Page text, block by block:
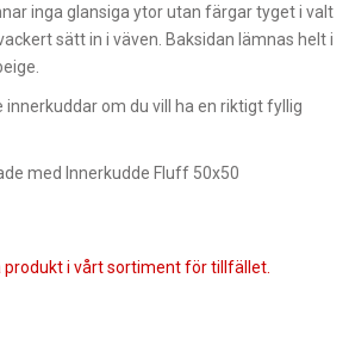
inga glansiga ytor utan färgar tyget i valt
sätt in i väven. Baksidan lämnas helt i
innerkuddar om du vill ha en riktigt fyllig
med Innerkudde Fluff 50x50
produkt i vårt sortiment för tillfället.